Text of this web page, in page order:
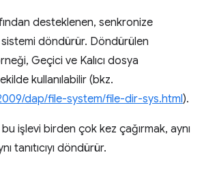
desteklenen, senkronize
döndürür. Döndürülen
Geçici ve Kalıcı dosya
kullanılabilir (bkz.
dap/file-system/file-dir-sys.html).
işlevi birden çok kez çağırmak, aynı
tanıtıcıyı döndürür.